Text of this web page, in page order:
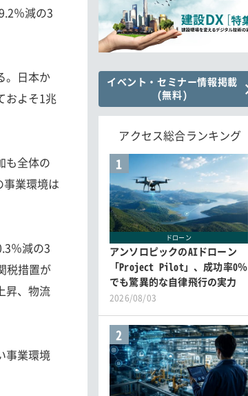
％減の3
。日本か
およそ1兆
も全体の
業環境は
％減の3
税措置が
昇、物流
事業環境
イベント・セミナー情報掲載
(無料)
アクセス総合ランキング
1
ドローン
アンソロピックのAIドローン
「Project Pilot」、成功率0％
でも驚異的な自律飛行の実力
2026/08/03
2